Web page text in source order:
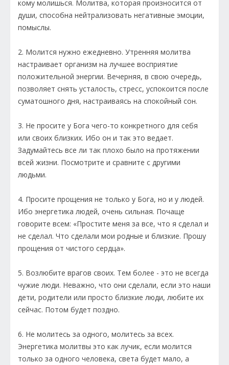
кому молишься. Молитва, которая произносится от
души, способна нейтрализовать негативные эмоции,
помыслы.
2. Молится нужно ежедневно. Утренняя молитва
настраивает организм на лучшее восприятие
положительной энергии. Вечерняя, в свою очередь,
позволяет снять усталость, стресс, успокоится после
суматошного дня, настраиваясь на спокойный сон.
3. Не просите у Бога чего-то конкретного для себя
или своих близких. Ибо он и так это ведает.
Задумайтесь все ли так плохо было на протяжении
всей жизни. Посмотрите и сравните с другими
людьми.
4. Просите прощения не только у Бога, но и у людей.
Ибо энергетика людей, очень сильная. Почаще
говорите всем: «Простите меня за все, что я сделал и
не сделал. Что сделали мои родные и близкие. Прошу
прощения от чистого сердца».
5. Возлюбите врагов своих. Тем более - это не всегда
чужие люди. Неважно, что они сделали, если это наши
дети, родители или просто близкие люди, любите их
сейчас. Потом будет поздно.
6. Не молитесь за одного, молитесь за всех.
Энергетика молитвы это как лучик, если молится
только за одного человека, света будет мало, а